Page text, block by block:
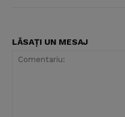
LĂSAȚI UN MESAJ